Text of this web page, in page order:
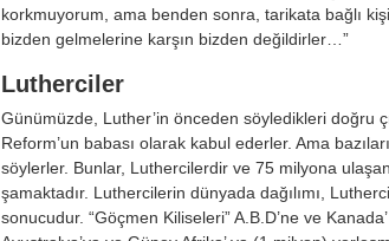
korkmuyorum, ama benden sonra, tarikata bağlı
bizden gelmelerine karşın bizden değildirler…”
Lutherciler
Günümüzde, Luther’in önceden söyle­dikleri doğru
Reform’un babası olarak kabul ederler. Ama
söylerler. Bunlar, Luthercilerdir ve 75 milyona
şamaktadır. Luthercilerin dünyada dağılımı,
sonucudur. “Göç­men Kiliseleri” A.B.D’ne ve